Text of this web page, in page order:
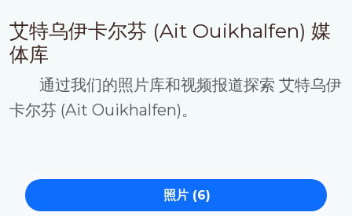
艾特乌伊卡尔芬 (Ait Ouikhalfen) 媒
体库
通过我们的照片库和视频报道探索 艾特乌伊
卡尔芬 (Ait Ouikhalfen)。
照片 (6)